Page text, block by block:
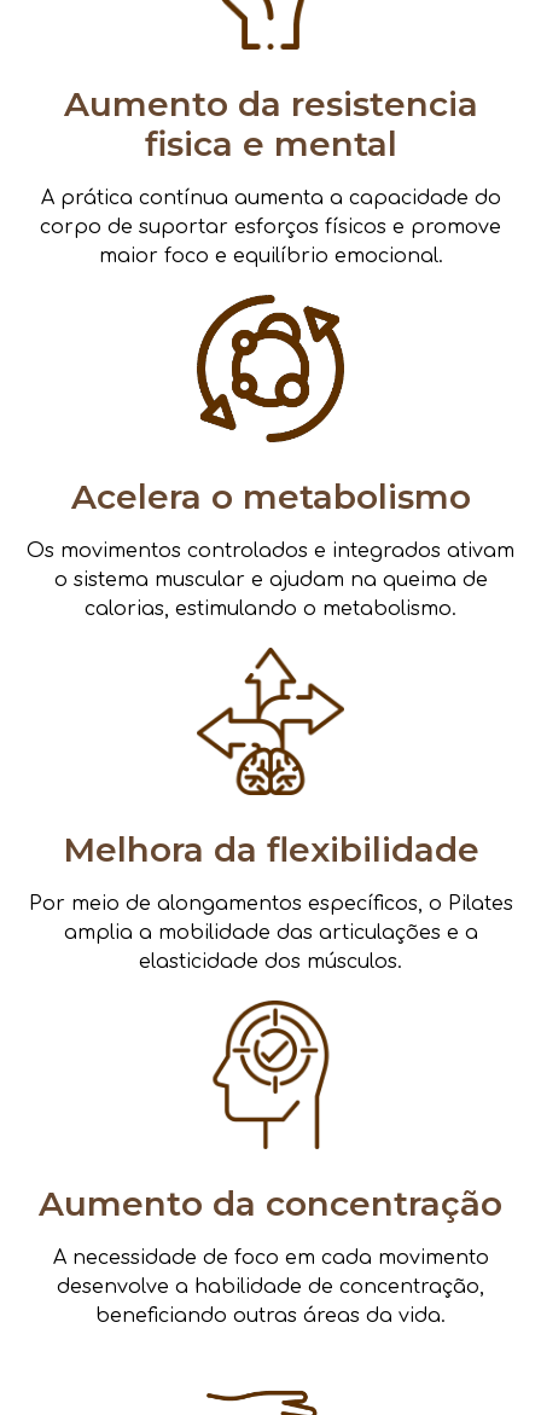
Aumento da resistencia
fisica e mental
A prática contínua aumenta a capacidade do
corpo de suportar esforços físicos e promove
maior foco e equilíbrio emocional.
Acelera o metabolismo
Os movimentos controlados e integrados ativam
o sistema muscular e ajudam na queima de
calorias, estimulando o metabolismo.
Melhora da flexibilidade
Por meio de alongamentos específicos, o Pilates
amplia a mobilidade das articulações e a
elasticidade dos músculos.
Aumento da concentração
A necessidade de foco em cada movimento
desenvolve a habilidade de concentração,
beneficiando outras áreas da vida.